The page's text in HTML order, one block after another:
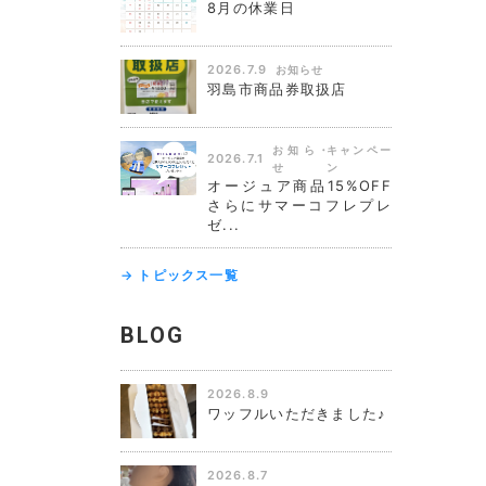
8月の休業日
2026.7.9 お知らせ
羽島市商品券取扱店
2026.7.1
お知ら
せ
キャンペー
ン
オージュア商品15%OFF
さらにサマーコフレプレ
ゼ...
→ トピックス一覧
BLOG
2026.8.9
ワッフルいただきました♪
2026.8.7